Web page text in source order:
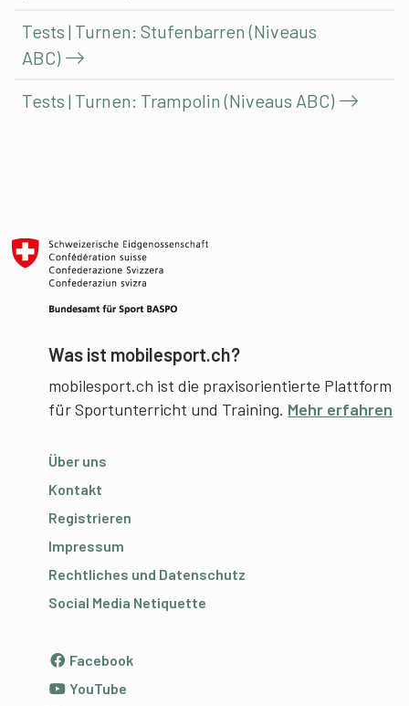
Tests | Turnen: Stufenbarren (Niveaus
ABC)
Tests | Turnen: Trampolin (Niveaus ABC)
Was ist mobilesport.ch?
mobilesport.ch ist die praxisorientierte Plattform
für Sportunterricht und Training. Mehr erfahren
Über uns
Kontakt
Registrieren
Impressum
Rechtliches und Datenschutz
Social Media Netiquette
Facebook
YouTube